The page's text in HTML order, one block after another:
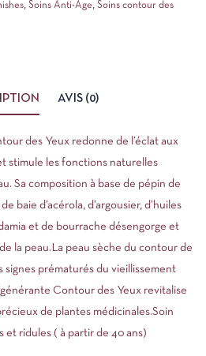
, Soins Anti-Age, Soins contour des
AVIS (0)
des Yeux redonne de l’éclat aux
stimule les fonctions naturelles
Sa composition à base de pépin de
baie d’acérola, d’argousier, d’huiles
et de bourrache désengorge et
la peau.La peau sèche du contour de
signes prématurés du vieillissement
Contour des Yeux revitalise
de plantes médicinales.Soin
et ridules ( à partir de 40 ans)